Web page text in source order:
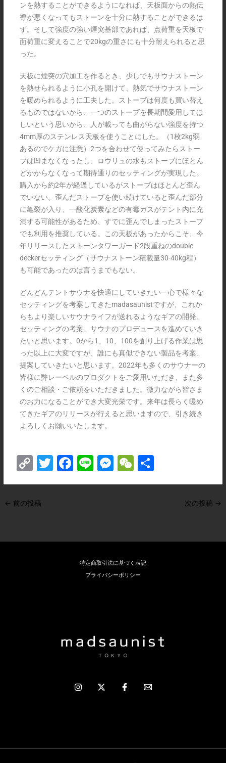
ンを熱することができるようになれば、天板面からの熱伝
導が悪くなってもストーンを十分に熱することができるは
ず。そして強度の強い煙突基部であれば、点荷重を天板で
面荷重に変えることで20kgの重さにも十分耐えられると思
った。
天板に煙突の穴加工を作るとき、少しでもサウナストーン
を熱せられるように小孔を開けて、熱気でサウナストーン
を暖められるように工夫した。ストーブは何度も買い替え
るものではないから、一つのストーブを長期間愛用してほ
しいという思いから、人が載っても曲がらない強度を持つ
4mm厚のステンレス天板を使うことにした。（1枚2kg弱
あるのでケガに注意）2つを合わせて使ってみたらストー
ブは凹まなくなったし、ロウリュの水もストーブにほとん
どかからなくなって期待通りのセッティングが実現した。
購入から約2年が経過しているがストーブはほとんど歪ん
でいない。歪んだストーブを使い続けていると歪んだ部分
に亀裂が入り、一酸化炭素などの有毒ガスがテント内に充
満する可能性があるため、すでに歪んでしまったストーブ
でも利用を推奨している。この天板があったからこそ、今
年リリースしたストーンタワーガード2段重ねのdouble
deckerセッティング（サウナストーン積載量30-40kg程）
も可能であったのは言うまでもない。
どんどんテントサウナを快適にしていきたい一心で様々な
セッティングを考案してきたmadasaunistですが、これか
らもより楽しいサウナライフが送れるようなギアの開発、
セッティングの考案、サウナのプロデュースを進めていき
たいと思います。0から1、10、100を創り上げる作業は思
った以上に大変ですが、誰にも真似できない製品を考案、
提案していきたいと思います。2022年も多くのサウナーの
皆様に弊レーベルのプロダクトをご愛用いただき、また多
くのご相談・ご依頼をいただきました。微力ながら皆さま
のお力になることができ大変光栄です。来年は長らく暖め
てきたギアのリリースが行えると思いますので、引き続き
よろしくお願いいたします。
C
p
y
n
T
F
o
o
Li M
n
g
er
W
← 前の投稿 次の投稿 →
特定商取引法に基づく表記
プライバシーポリシー